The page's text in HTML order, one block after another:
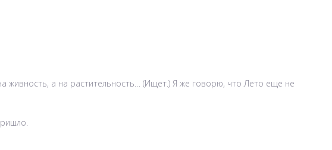
живность, а на растительность… (Ищет.) Я же говорю, что Лето еще не